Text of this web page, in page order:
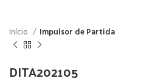
Início Impulsor de Partida
DITA202105